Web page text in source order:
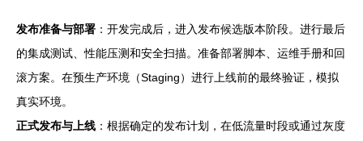
发布准备与部署 ：开发完成后，进入发布候选版本阶段。进行最后
的集成测试、性能压测和安全扫描。准备部署脚本、运维手册和回
滚方案。在预生产环境（Staging）进行上线前的最终验证，模拟
真实环境。
正式发布与上线 ：根据确定的发布计划，在低流量时段或通过灰度